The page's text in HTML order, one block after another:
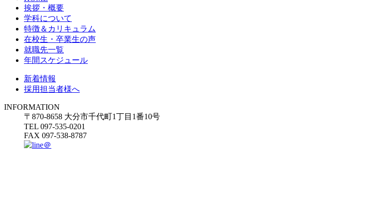
挨拶・概要
学科について
特徴＆カリキュラム
在校生・卒業生の声
就職先一覧
年間スケジュール
新着情報
採用担当者様へ
INFORMATION
〒870-8658 大分市千代町1丁目1番10号
TEL 097-535-0201
FAX 097-538-8787